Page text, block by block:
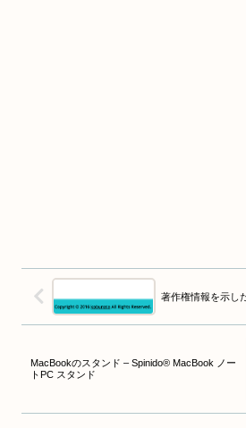
著作権情報を示し
MacBookのスタンド – Spinido® MacBook ノー
トPC スタンド